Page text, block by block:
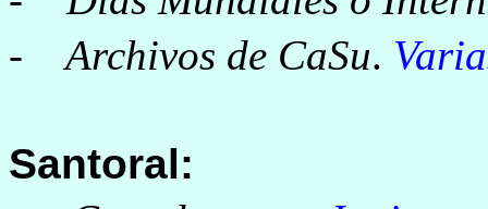
- Archivos de CaSu.
Santoral: